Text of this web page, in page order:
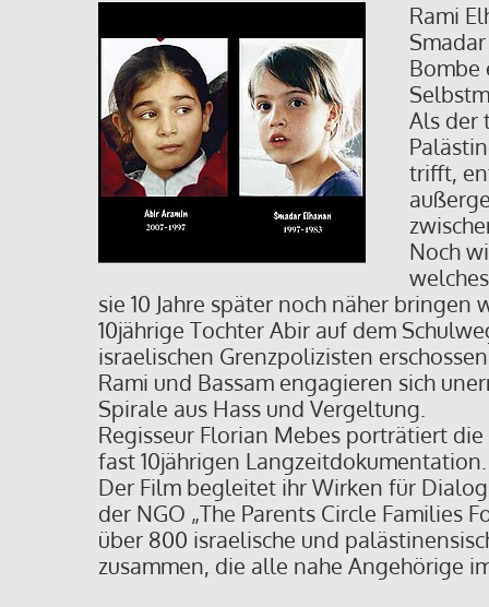
Rami
Bombe
Als der
trifft,
Noch
sie 10 Jahre später noch näher bringen
10jährige Tochter Abir auf dem
israelischen Grenzpolizisten
Rami und Bassam engagieren sich
Spirale aus Hass und Vergeltung.
Regisseur Florian Mebes porträtiert
fast 10jährigen Langzeitdokumentation.
Der Film begleitet ihr Wirken für
der NGO „The Parents Circle Families
über 800 israelische und
zusammen, die alle nahe Angehörige